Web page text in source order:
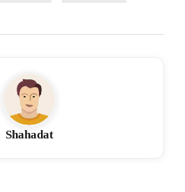
Shahadat